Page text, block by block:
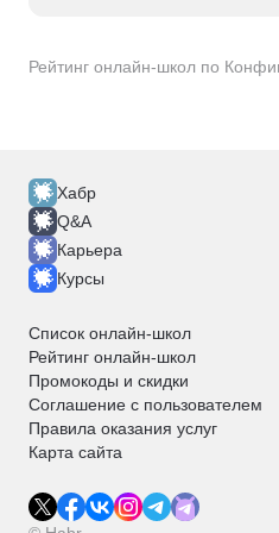
Рейтинг онлайн-школ по
Хабр
Q&A
Карьера
Курсы
Список онлайн-школ
Рейтинг онлайн-школ
Промокоды и скидки
Соглашение с пользователем
Правила оказания услуг
Карта сайта